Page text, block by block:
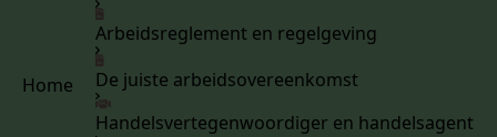
Home
Arbeidsreglement en regelgeving
De juiste arbeidsovereenkomst
Handelsvertegenwoordiger en handelsagent